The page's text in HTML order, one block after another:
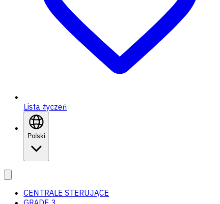
Lista życzeń
Polski
CENTRALE STERUJĄCE